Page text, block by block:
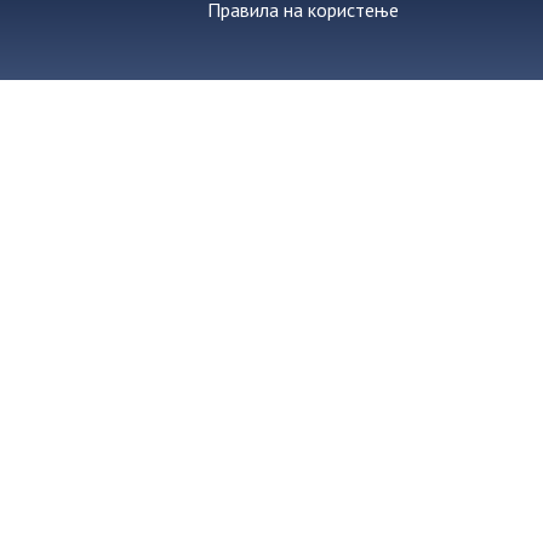
Правила на користење